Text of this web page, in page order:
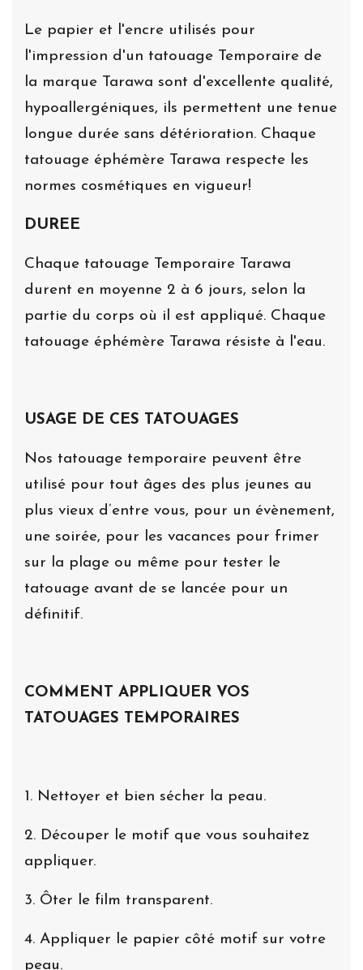
Le papier et l'encre utilisés pour
l'impression d'un tatouage Temporaire de
la marque Tarawa sont d'excellente qualité,
hypoallergéniques, ils permettent une tenue
longue durée sans détérioration. Chaque
tatouage éphémère Tarawa respecte les
normes cosmétiques en vigueur!
DUREE
Chaque tatouage Temporaire Tarawa
durent en moyenne 2 à 6 jours, selon la
partie du corps où il est appliqué. Chaque
tatouage éphémère Tarawa résiste à l'eau.
USAGE DE CES TATOUAGES
Nos tatouage temporaire peuvent être
utilisé pour tout âges des plus jeunes au
plus vieux d’entre vous, pour un évènement,
une soirée, pour les vacances pour frimer
sur la plage ou même pour tester le
tatouage avant de se lancée pour un
définitif.
COMMENT APPLIQUER VOS
TATOUAGES TEMPORAIRES
1. Nettoyer et bien sécher la peau.
2. Découper le motif que vous souhaitez
appliquer.
3. Ôter le film transparent.
4. Appliquer le papier côté motif sur votre
peau.